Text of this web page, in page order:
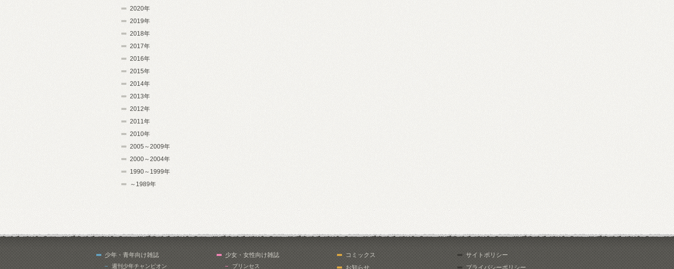
2020年
2019年
2018年
2017年
2016年
2015年
2014年
2013年
2012年
2011年
2010年
2005～2009年
2000～2004年
1990～1999年
～1989年
少年・青年向け雑誌
週刊少年チャンピオン
少女・女性向け雑誌
プリンセス
コミックス
お知らせ
サイトポリシー
プライバシーポリシー